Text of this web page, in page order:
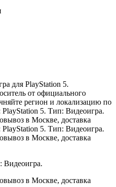
для PlayStation 5.
от официального
регион и локализацию по
5. Тип: Видеоигра.
в Москве, доставка
5. Тип: Видеоигра.
в Москве, доставка
Видеоигра.
в Москве, доставка